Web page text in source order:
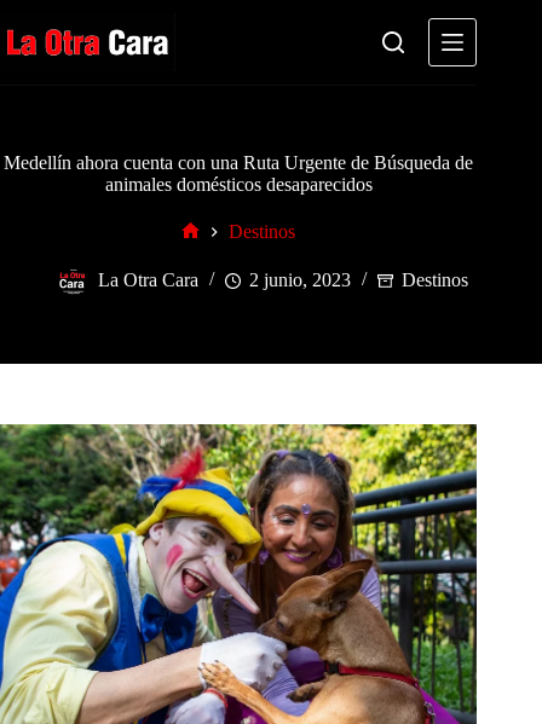
al
contenido
Medellín ahora cuenta con una Ruta Urgente de Búsqueda de
animales domésticos desaparecidos
Destinos
La Otra Cara 2 junio, 2023 Destinos